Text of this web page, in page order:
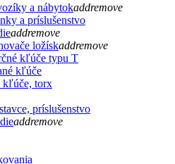
a nábytokaddremove
a príslušenstvo
addremove
ložískaddremove
kľúče typu T
kľúče
kľúče, torx
príslušenstvo
addremove